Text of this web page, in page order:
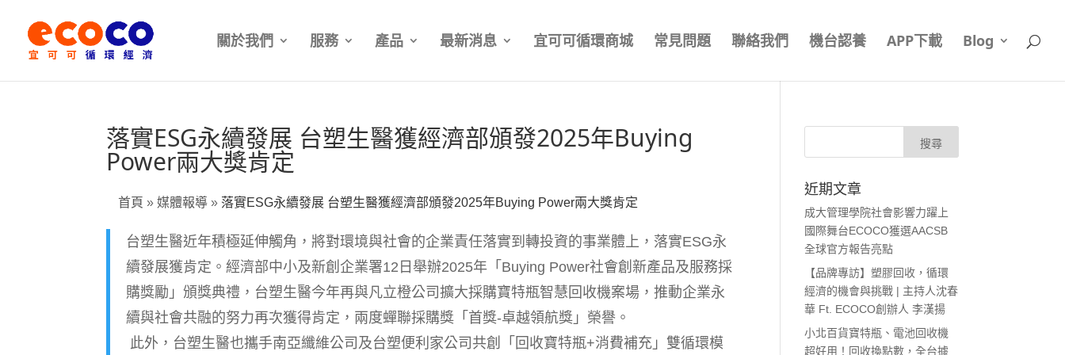
關於我們 服務 產品 最新消息 宜可可循環商城 常見問題 聯絡我們 機台認養 APP下載 Blog
落實ESG永續發展 台塑生醫獲經濟部頒發2025年Buying
Power兩大獎肯定
首頁 »媒體報導 » 落實ESG永續發展 台塑生醫獲經濟部頒發2025年Buying Power兩大獎肯定
台塑生醫近年積極延伸觸角，將對環境與社會的企業責任落實到轉投資的事業體上，落實ESG永
續發展獲肯定。經濟部中小及新創企業署12日舉辦2025年「Buying Power社會創新產品及服務採
購獎勵」頒獎典禮，台塑生醫今年再與凡立橙公司擴大採購寶特瓶智慧回收機案場，推動企業永
續與社會共融的努力再次獲得肯定，兩度蟬聯採購獎「首獎-卓越領航獎」榮譽。
此外，台塑生醫也攜手南亞纖維公司及台塑便利家公司共創「回收寶特瓶+消費補充」雙循環模
近期文章
成大管理學院社會影響力躍上
國際舞台ECOCO獲選AACSB
全球官方報告亮點
【品牌專訪】塑膠回收，循環
經濟的機會與挑戰 | 主持人沈春
華 Ft. ECOCO創辦人 李漢揚
小北百貨寶特瓶、電池回收機
超好用！回收換點數，全台據